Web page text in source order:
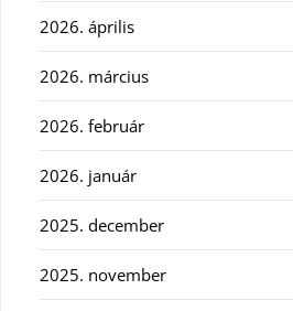
2026. április
2026. március
2026. február
2026. január
2025. december
2025. november